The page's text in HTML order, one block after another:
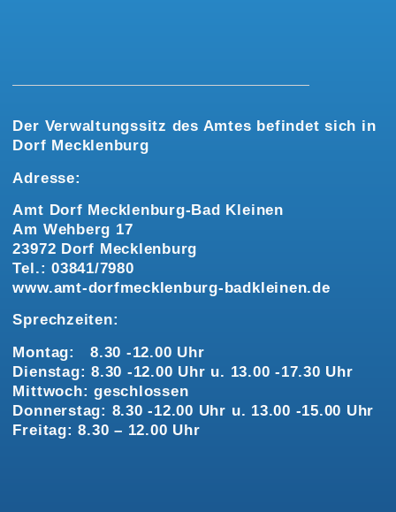
Der Verwaltungssitz des Amtes befindet sich in
Dorf Mecklenburg
Adresse:
Amt Dorf Mecklenburg-Bad Kleinen
Am Wehberg 17
23972 Dorf Mecklenburg
Tel.: 03841/7980
www.amt-dorfmecklenburg-badkleinen.de
Sprechzeiten:
Montag: 8.30 -12.00 Uhr
Dienstag: 8.30 -12.00 Uhr u. 13.00 -17.30 Uhr
Mittwoch: geschlossen
Donnerstag: 8.30 -12.00 Uhr u. 13.00 -15.00 Uhr
Freitag: 8.30 – 12.00 Uhr